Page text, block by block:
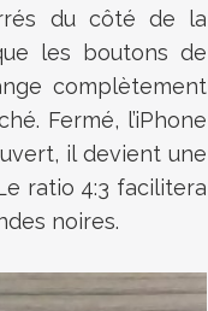
du côté de la
les boutons de
complètement
Fermé, l’iPhone
il devient une
ratio 4:3 facilitera
noires.